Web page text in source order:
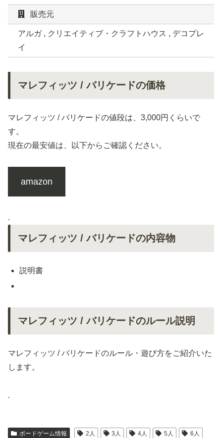
販売元
アルガ , クリエイティブ・クラフトハウス , デコプレ
イ
マレフィッツ / バリケードの価格
マレフィッツ / バリケードの値段は、3,000円くらいで
す。
現在の最安値は、以下からご確認ください。
amazon
.
マレフィッツ / バリケードの内容物
説明書
マレフィッツ / バリケードのルール説明
マレフィッツ / バリケードのルール・遊び方をご紹介いた
します。
.
ボードゲーム情報 2人 3人 4人 5人
6人